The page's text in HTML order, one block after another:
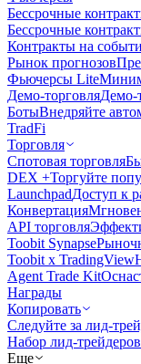
Бессрочные
Бессрочные
Контракты на
Рынок прогнозов
Фьючерсы Lite
Демо-торговляДемо-
БотыВнедряйте
TradFi
Торговля
Спотовая торговля
DEX +Торгуйте
LaunchpadДоступ к
Конвертация
API торговля
Toobit Synapse
Toobit x TradingView
Agent Trade Kit
Награды
Копировать
Следуйте за лид-
Набор лид-трейдеров
Еще